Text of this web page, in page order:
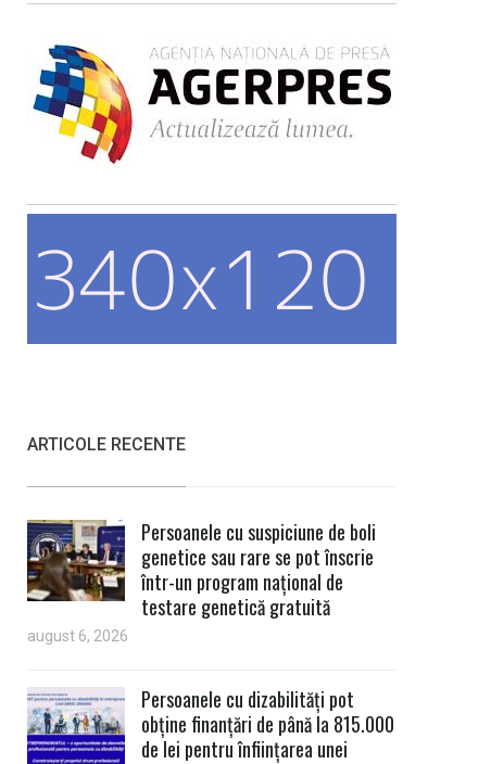
ARTICOLE RECENTE
Persoanele cu suspiciune de boli
genetice sau rare se pot înscrie
într-un program național de
testare genetică gratuită
august 6, 2026
Persoanele cu dizabilități pot
obține finanțări de până la 815.000
de lei pentru înființarea unei